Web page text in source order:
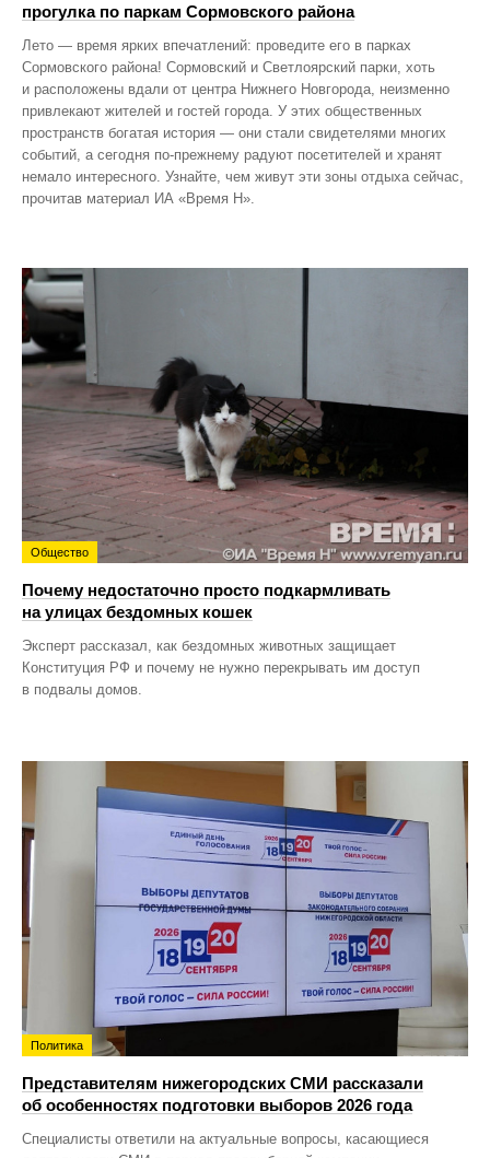
прогулка по паркам Сормовского района
Лето — время ярких впечатлений: проведите его в парках
Сормовского района! Сормовский и Светлоярский парки, хоть
и расположены вдали от центра Нижнего Новгорода, неизменно
привлекают жителей и гостей города. У этих общественных
пространств богатая история — они стали свидетелями многих
событий, а сегодня по‑прежнему радуют посетителей и хранят
немало интересного. Узнайте, чем живут эти зоны отдыха сейчас,
прочитав материал ИА «Время Н».
Общество
Почему недостаточно просто подкармливать
на улицах бездомных кошек
Эксперт рассказал, как бездомных животных защищает
Конституция РФ и почему не нужно перекрывать им доступ
в подвалы домов.
Политика
Представителям нижегородских СМИ рассказали
об особенностях подготовки выборов 2026 года
Специалисты ответили на актуальные вопросы, касающиеся